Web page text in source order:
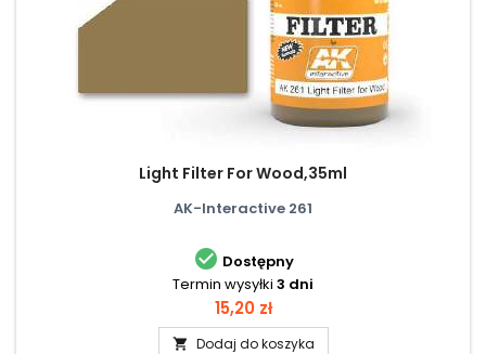
Light Filter For Wood,35ml
AK-Interactive 261
 Dostępny
Termin wysyłki 3 dni
Cena
15,20 zł
 Dodaj do koszyka